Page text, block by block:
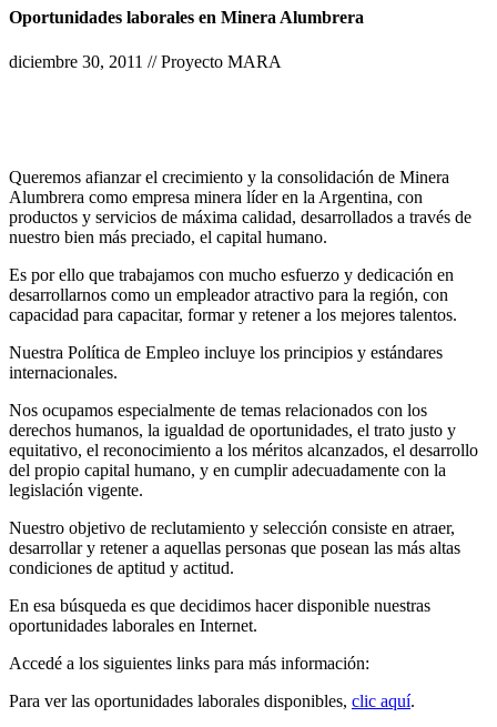
Oportunidades laborales en Minera Alumbrera
diciembre 30, 2011 // Proyecto MARA
Queremos afianzar el crecimiento y la consolidación de Minera
Alumbrera como empresa minera líder en la Argentina, con
productos y servicios de máxima calidad, desarrollados a través de
nuestro bien más preciado, el capital humano.
Es por ello que trabajamos con mucho esfuerzo y dedicación en
desarrollarnos como un empleador atractivo para la región, con
capacidad para capacitar, formar y retener a los mejores talentos.
Nuestra Política de Empleo incluye los principios y estándares
internacionales.
Nos ocupamos especialmente de temas relacionados con los
derechos humanos, la igualdad de oportunidades, el trato justo y
equitativo, el reconocimiento a los méritos alcanzados, el desarrollo
del propio capital humano, y en cumplir adecuadamente con la
legislación vigente.
Nuestro objetivo de reclutamiento y selección consiste en atraer,
desarrollar y retener a aquellas personas que posean las más altas
condiciones de aptitud y actitud.
En esa búsqueda es que decidimos hacer disponible nuestras
oportunidades laborales en Internet.
Accedé a los siguientes links para más información:
Para ver las oportunidades laborales disponibles, clic aquí.